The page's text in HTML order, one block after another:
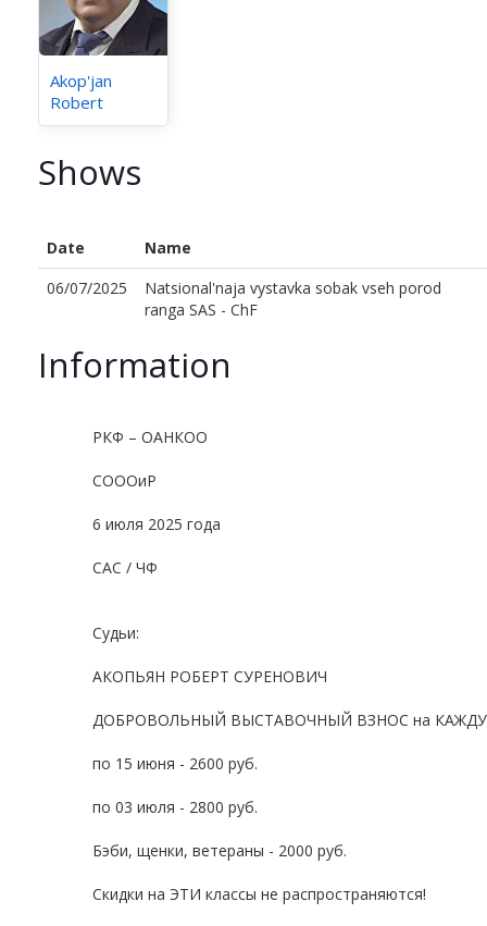
Akop'jan
Robert
Shows
Date
Name
06/07/2025
Natsional'naja vystavka sobak vseh porod
ranga SAS - ChF
Information
РКФ – ОАНКОО
СОООиР
6 июля 2025 года
САС / ЧФ
Судьи:
АКОПЬЯН РОБЕРТ СУРЕНОВИЧ
ДОБРОВОЛЬНЫЙ ВЫСТАВОЧНЫЙ ВЗНОС на КАЖДУЮ
по 15 июня - 2600 руб.
по 03 июля - 2800 руб.
Бэби, щенки, ветераны - 2000 руб.
Скидки на ЭТИ классы не распространяются!